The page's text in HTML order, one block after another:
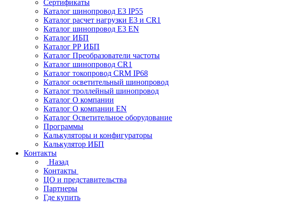
Сертификаты
Каталог шинопровод E3 IP55
Каталог расчет нагрузки Е3 и CR1
Каталог шинопровод E3 EN
Каталог ИБП
Каталог РР ИБП
Каталог Преобразователи частоты
Каталог шинопровод CR1
Каталог токопровод CRM IP68
Каталог осветительный шинопровод
Каталог троллейный шинопровод
Каталог О компании
Каталог О компании EN
Каталог Осветительное оборудование
Программы
Калькуляторы и конфигураторы
Калькулятор ИБП
Контакты
Назад
Контакты
ЦО и представительства
Партнеры
Где купить